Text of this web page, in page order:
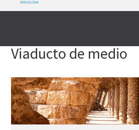
principal
Viaducto de medio